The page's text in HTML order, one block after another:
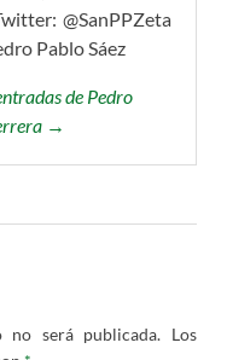
@SanPPZeta
Pablo Sáez
de Pedro
→
será publicada. Los